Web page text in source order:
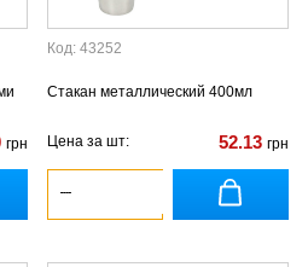
грн
Код: 43252
Стакан металлический 400мл
Цена за шт: 52.13 грн